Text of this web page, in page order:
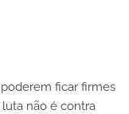
ficar firmes
luta não é contra